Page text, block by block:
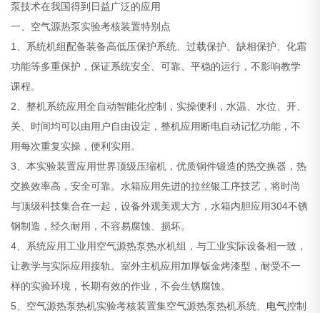
泵技术在我国得到日益广泛的应用
一、空气源热泵实验考核装置特别点
1、系统机组配备装备高低压保护系统、过载保护、缺相保护、化霜
功能等多重保护，保证系统安全、可靠、平稳的运行，不影响教学
课程。
2、整机系统应用全自动智能化控制，实操便利，水温、水位、开、
关、时间均可以由用户自由设定，整机应用断电自动记忆功能，不
用每次重复实操，便利实用。
3、本实验装置应用世界顶级压缩机，优质铜件锻造的热交换器，热
交换效率高，安全可靠。水箱应用先进的拉丝银工序技艺，将时尚
与顶级科技集合在一起，设备外观美观大方，水箱内胆应用304不锈
钢制造，经久耐用，不容易腐蚀、损坏。
4、系统应用工业用空气源热泵热水机组，与工业实际设备相一致，
让教学与实际应用接轨。室外主机应用加厚钣金烤漆型，耐受不一
样的实验环境，长期有效的作业，不会生锈腐蚀。
5、空气源热泵热机实验考核装置集空气源热泵热机系统、 电气控制